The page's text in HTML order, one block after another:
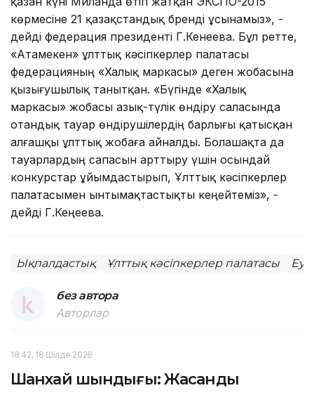
көрмесіне 21 қазақстандық бренді ұсынамыз», -
дейді федерация президенті Г.Кенеева. Бұл ретте,
«Атамекен» ұлттық кәсіпкерлер палатасы
федерацияның «Халық маркасы» деген жобасына
қызығушылық танытқан. «Бүгінде «Халық
маркасы» жобасы азық-түлік өндіру саласында
отандық тауар өндірушілердің барлығы қатысқан
алғашқы ұлттық жобаға айналды. Болашақта да
тауарлардың сапасын арттыру үшін осындай
конкурстар ұйымдастырып, Ұлттық кәсіпкерлер
палатасымен ынтымақтастықты кеңейтеміз», -
дейді Г.Кеңеева.
Ықпалдастық Ұлттық кәсіпкерлер палатасы
без автора
Авторлар
18:42, 18 Шілде 2026
Шанхай шындығы: Жасанды